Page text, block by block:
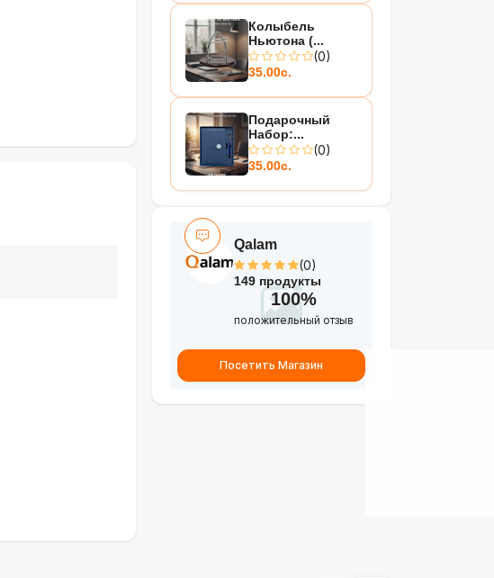
Колыбель
Ньютона (...
(0)
35.00с.
Подарочный
Набор:...
(0)
35.00с.
Qalam
(0)
149 продукты
100%
положительный отзыв
Посетить Магазин